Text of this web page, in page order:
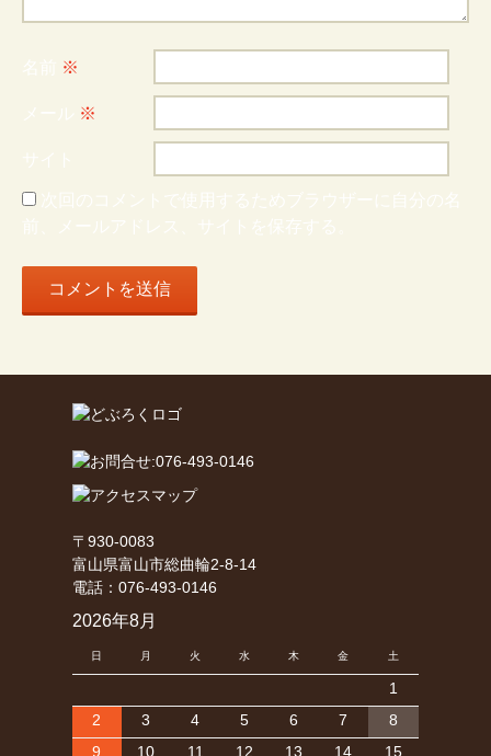
名前 ※
メール ※
サイト
次回のコメントで使用するためブラウザーに自分の名
前、メールアドレス、サイトを保存する。
〒930-0083
富山県富山市総曲輪2-8-14
電話：076-493-0146
2026年8月
日 月 火 水 木 金 土
1
2
3 4 5 6 7
8
9
10 11 12 13 14 15